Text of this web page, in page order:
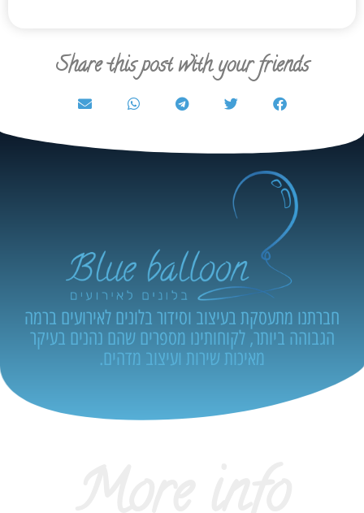
Share this post with your friends
חברתנו מתעסקת בעיצוב וסידור בלונים לאירועים ברמה
הגבוהה ביותר, לקוחותינו מספרים שהם נהנים בעיקר
מאיכות שירות ועיצוב מדהים.